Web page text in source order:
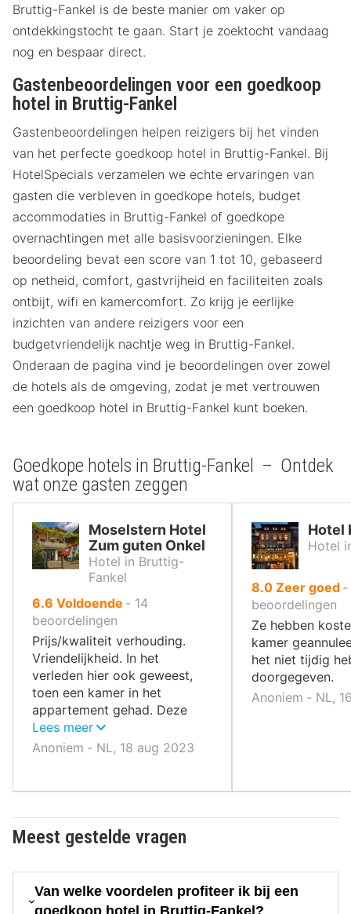
Bruttig-Fankel is de beste manier om vaker op
ontdekkingstocht te gaan. Start je zoektocht vandaag
nog en bespaar direct.
Gastenbeoordelingen voor een goedkoop
hotel in Bruttig-Fankel
Gastenbeoordelingen helpen reizigers bij het vinden
van het perfecte goedkoop hotel in Bruttig-Fankel. Bij
HotelSpecials verzamelen we echte ervaringen van
gasten die verbleven in goedkope hotels, budget
accommodaties in Bruttig-Fankel of goedkope
overnachtingen met alle basisvoorzieningen. Elke
beoordeling bevat een score van 1 tot 10, gebaseerd
op netheid, comfort, gastvrijheid en faciliteiten zoals
ontbijt, wifi en kamercomfort. Zo krijg je eerlijke
inzichten van andere reizigers voor een
budgetvriendelijk nachtje weg in Bruttig-Fankel.
Onderaan de pagina vind je beoordelingen over zowel
de hotels als de omgeving, zodat je met vertrouwen
een goedkoop hotel in Bruttig-Fankel kunt boeken.
Goedkope hotels in Bruttig-Fankel – Ontdek
wat onze gasten zeggen
Moselstern Hotel
Zum guten Onkel
Hotel in Bruttig-
Fankel
6.6 uit
10
,
Voldoende ‐ 14
beoordelingen
Prijs/kwaliteit verhouding.
Vriendelijkheid. In het
verleden hier ook geweest,
toen een kamer in het
appartement gehad. Deze
was ruimer.
Lees meer
Anoniem ‐ NL, 18 aug 2023
Hotel
Hotel
8.0uit
10
,
Zeer goed ‐
beoordelingen
Ze hebben
kamer
het niet tijdig
doorgegeven.
Anoniem ‐ NL,
Meest gestelde vragen
Van welke voordelen profiteer ik bij een